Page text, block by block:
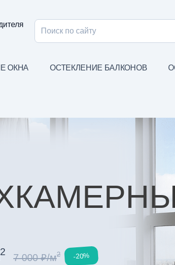
ОКНА ОСТЕКЛЕНИЕ БАЛКОНОВ
2
7 000 ₽/м2 -20%